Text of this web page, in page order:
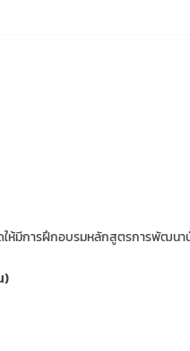
มีการฝึกอบรมหลักสูตรการพัฒนา
)